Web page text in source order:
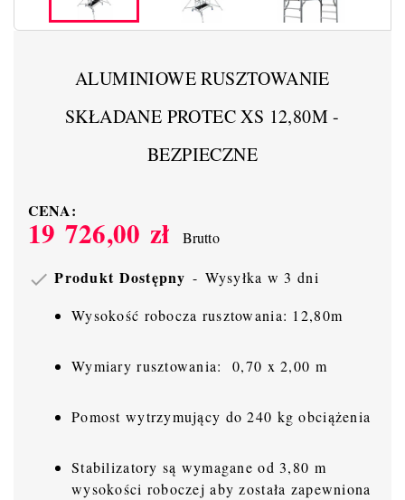
ALUMINIOWE RUSZTOWANIE
SKŁADANE PROTEC XS 12,80M -
BEZPIECZNE
CENA:
19 726,00 zł Brutto
 Produkt Dostępny Wysyłka w 3 dni
Wysokość robocza rusztowania: 12,80m
Wymiary rusztowania: 0,70 x 2,00 m
Pomost wytrzymujący do 240 kg obciążenia
Stabilizatory są wymagane od 3,80 m
wysokości roboczej aby została zapewniona